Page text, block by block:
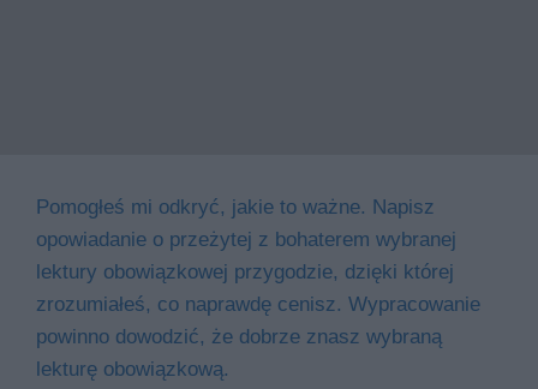
Pomogłeś mi odkryć, jakie to ważne. Napisz
opowiadanie o przeżytej z bohaterem wybranej
lektury obowiązkowej przygodzie, dzięki której
zrozumiałeś, co naprawdę cenisz. Wypracowanie
powinno dowodzić, że dobrze znasz wybraną
lekturę obowiązkową.